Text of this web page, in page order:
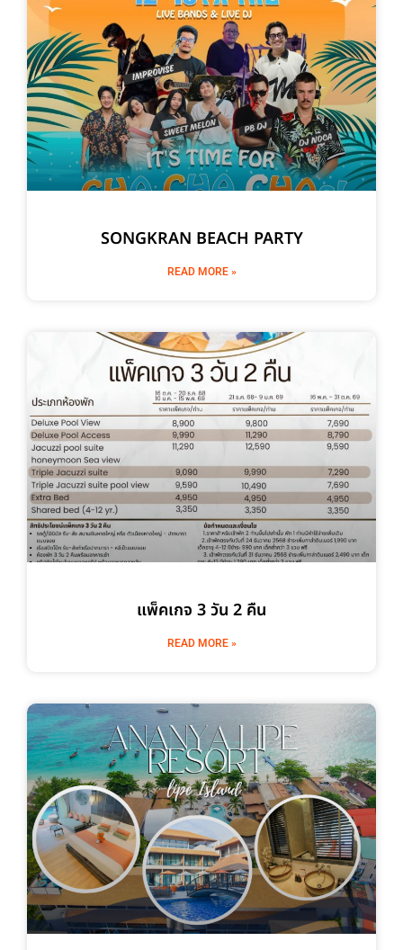
SONGKRAN BEACH PARTY
READ MORE »
แพ็คเกจ 3 วัน 2 คืน
READ MORE »